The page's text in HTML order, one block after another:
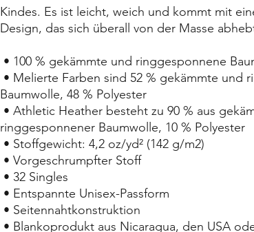
Kindes. Es ist leicht, weich und kommt mit
Design, das sich überall von der Masse
• 100 % gekämmte und ringgesponnene
Baumwolle, 48 % Polyester
ringgesponnener Baumwolle, 10 % Polyester
• Stoffgewicht: 4,2 oz/yd² (142 g/m2)
• Vorgeschrumpfter Stoff
• 32 Singles
• Entspannte Unisex-Passform
• Seitennahtkonstruktion
• Blankoprodukt aus Nicaragua, den USA